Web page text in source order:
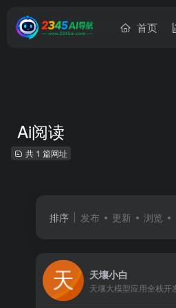
首页
Ai阅读
共 1 篇网址
排序 发布 更新 浏览
天壤小白